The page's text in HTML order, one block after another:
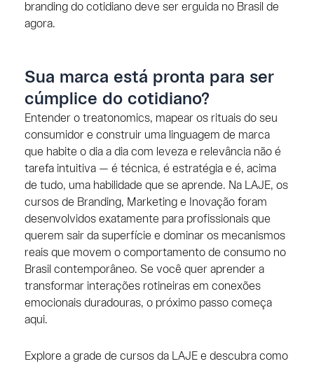
branding do cotidiano deve ser erguida no Brasil de
agora.
Sua marca está pronta para ser
cúmplice do cotidiano?
Entender o treatonomics, mapear os rituais do seu
consumidor e construir uma linguagem de marca
que habite o dia a dia com leveza e relevância não é
tarefa intuitiva — é técnica, é estratégia e é, acima
de tudo, uma habilidade que se aprende. Na LAJE, os
cursos de Branding, Marketing e Inovação foram
desenvolvidos exatamente para profissionais que
querem sair da superfície e dominar os mecanismos
reais que movem o comportamento de consumo no
Brasil contemporâneo. Se você quer aprender a
transformar interações rotineiras em conexões
emocionais duradouras, o próximo passo começa
aqui.
Explore a grade de cursos da LAJE e descubra como